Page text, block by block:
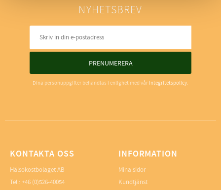
NYHETSBREV
PRENUMERERA
Dina personuppgifter behandlas i enlighet med vår integritetspolicy.
KONTAKTA OSS
Hälsokostbolaget AB
Tel.: +46 (0)526-40054
INFORMATION
Mina sidor
Kundtjänst